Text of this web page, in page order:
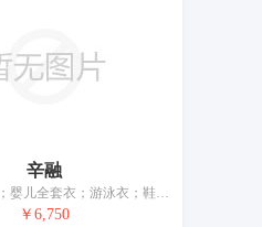
辛融
防水服；服装；婴儿全套衣；游泳衣；鞋；帽；袜；手套（服装）；围巾；皮带（服饰用）
￥6,750